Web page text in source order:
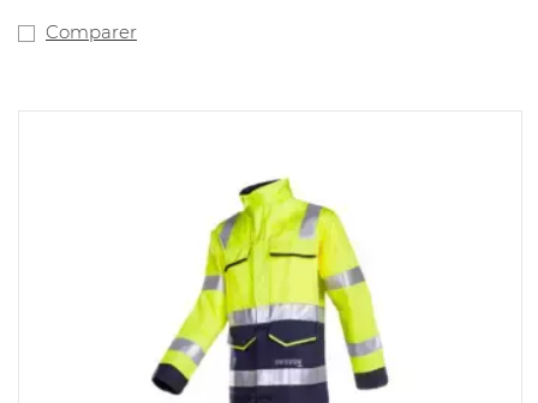
A2 B1 C1 E2 F1, EN ISO 14116: 2015 / IND.3, EN ISO 11611: 2015
Comparer